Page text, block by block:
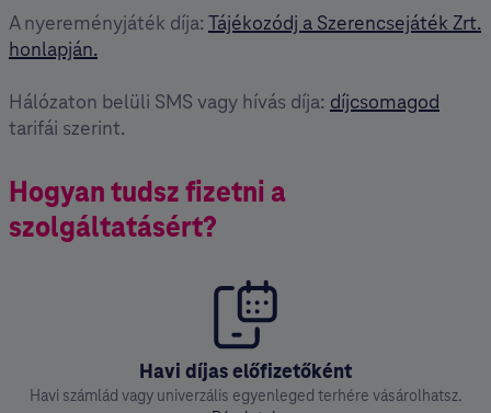
A nyereményjáték díja: Tájékozódj a Szerencsejáték Zrt.
honlapján.
Hálózaton belüli SMS vagy hívás díja: díjcsomagod
tarifái szerint.
Hogyan tudsz fizetni a
szolgáltatásért?
Havi díjas előfizetőként
Havi számlád vagy univerzális egyenleged terhére vásárolhatsz.